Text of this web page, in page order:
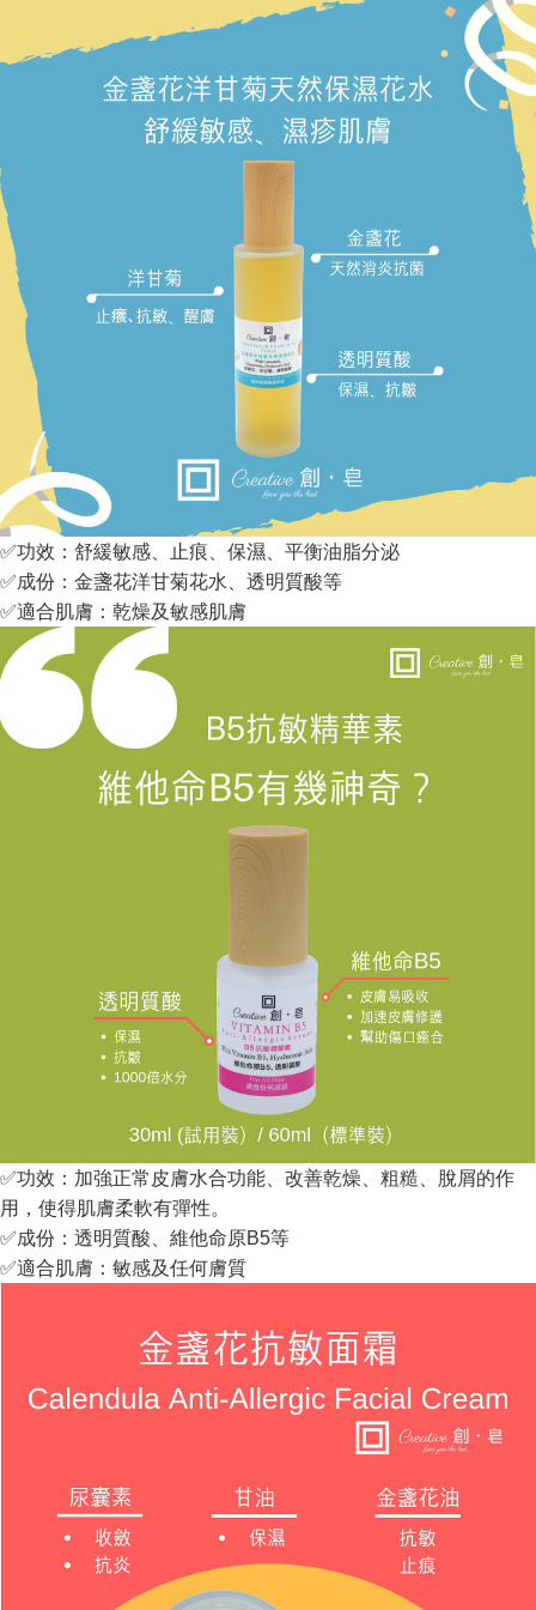
✅功效：舒緩敏感、止痕、保濕、平衡油脂分泌
✅成份：金盞花洋甘菊花水、透明質酸等
✅適合肌膚：乾燥及敏感肌膚
✅功效：加強正常皮膚水合功能、改善乾燥、粗糙、脫屑的作
用，使得肌膚柔軟有彈性。
✅成份：透明質酸、維他命原B5等
✅適合肌膚：敏感及任何膚質